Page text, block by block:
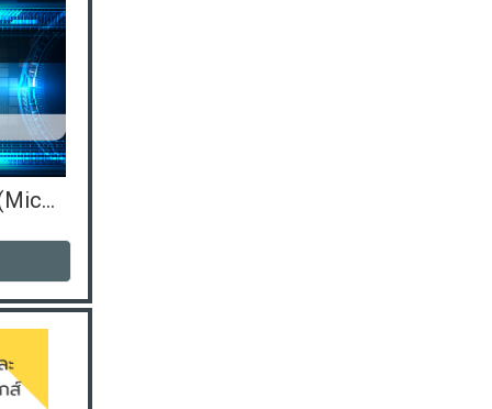
ไมโครคอนโทรลเลอร์ (Microcontroller)